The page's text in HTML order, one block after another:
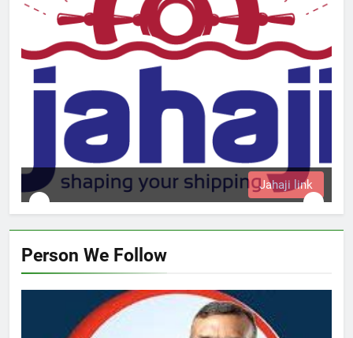
Jahaji link
Person We Follow